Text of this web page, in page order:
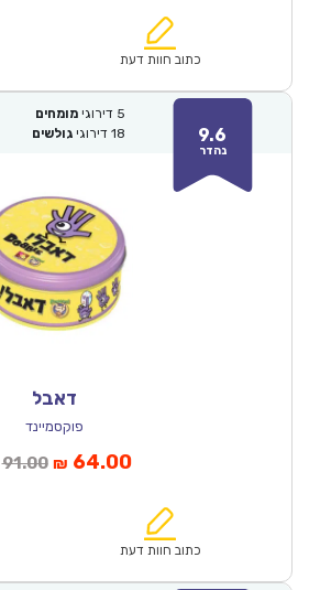
₪176.00.
הוא:
כתוב חוות דעת
9.6
נהדר
5 דירוגי מומחים
18 דירוגי גולשים
דאבל
פוקסמיינד
91.00המחיר
₪91.00.
₪ 64.00המחיר
הוא:
כתוב חוות דעת